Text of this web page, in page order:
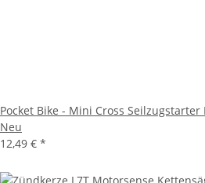
Pocket Bike - Mini Cross
Neu
12,49 € *